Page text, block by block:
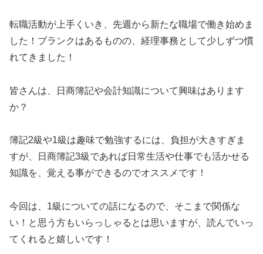
転職活動が上手くいき、先週から新たな職場で働き始めま
した！ブランクはあるものの、経理事務として少しずつ慣
れてきました！
皆さんは、日商簿記や会計知識について興味はあります
か？
簿記2級や1級は趣味で勉強するには、負担が大きすぎま
すが、日商簿記3級であれば日常生活や仕事でも活かせる
知識を、覚える事ができるのでオススメです！
今回は、1級についての話になるので、そこまで関係な
い！と思う方もいらっしゃるとは思いますが、読んでいっ
てくれると嬉しいです！